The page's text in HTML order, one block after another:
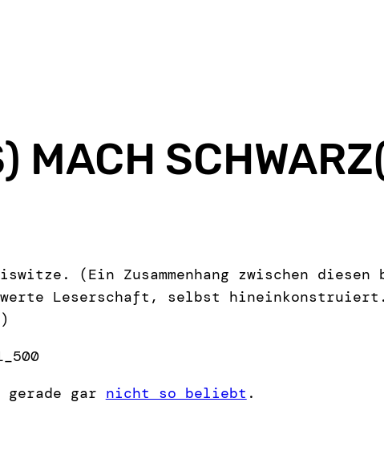
MACH
(Ein Zusammenhang zwischen
Leserschaft, selbst hineinkonstruiert.
gar nicht so beliebt .